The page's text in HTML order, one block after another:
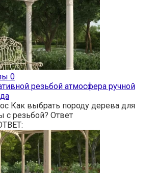
0
резьбой атмосфера ручной
Как выбрать породу дерева для
с резьбой? Ответ